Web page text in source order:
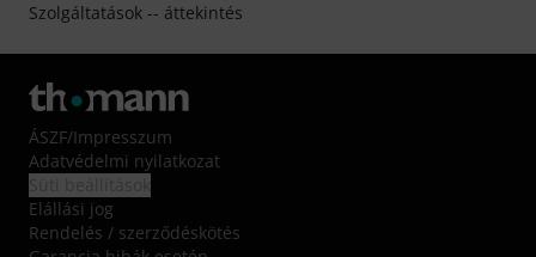
Szolgáltatások -- áttekintés
ÁSZF/Impresszum
Adatvédelmi nyilatkozat
Elállási jog
Rendelés / szerződéskötés